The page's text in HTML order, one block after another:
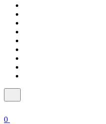
0